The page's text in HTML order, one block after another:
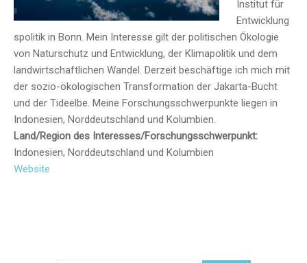
Institut für
Entwicklung
spolitik in Bonn. Mein Interesse gilt der politischen Ökologie
von Naturschutz und Entwicklung, der Klimapolitik und dem
landwirtschaftlichen Wandel. Derzeit beschäftige ich mich mit
der sozio-ökologischen Transformation der Jakarta-Bucht
und der Tideelbe. Meine Forschungsschwerpunkte liegen in
Indonesien, Norddeutschland und Kolumbien.
Land/Region des Interesses/Forschungsschwerpunkt:
Indonesien, Norddeutschland und Kolumbien
Website